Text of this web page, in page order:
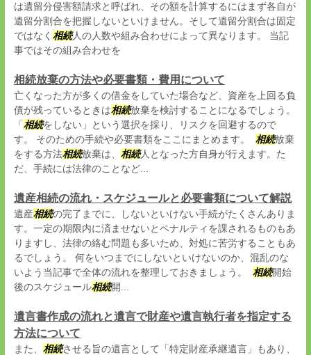
は遺留分侵害額請求と呼ばれ、その額を計算するにはまず各自が
遺留分割合を把握しないといけません。そして遺留分割合は固定
ではなく 相続人の人数や組み合わせによって異なります。 当記
事ではその組み合わせを
相続放棄の方法や必要書類・費用について
亡くなった方が多くの借金をしていた場合など、資産を上回る負
債が残っているときは相続放棄を検討することになるでしょう。
「 相続をしない」という選択を採り、リスクを回避するので
す。 そのための手続や必要書類をここにまとめます。 相続放棄
をする方法相続放棄は、 相続人となった方自身が行えます。た
だ、手続には法律のことなど...
遺産相続の流れ・スケジュールと必要書類について解説
遺産相続の完了までに、しないといけない手続がたくさんありま
す。一定の期限内に済ませないとペナルティを課されるものもあ
りますし、法律の絡む問題も多いため、対処に苦労することもあ
るでしょう。 何をいつまでにしないといけないのか、混乱のな
いよう当記事で全体の流れを整理しておきましょう。 相続開始
後のスケジュール相続開...
遺言書作成の流れと遺言で財産や遺言執行者を指定する
方法について
また、 相続させる旨の遺言として「特定財産承継遺言」もあり、